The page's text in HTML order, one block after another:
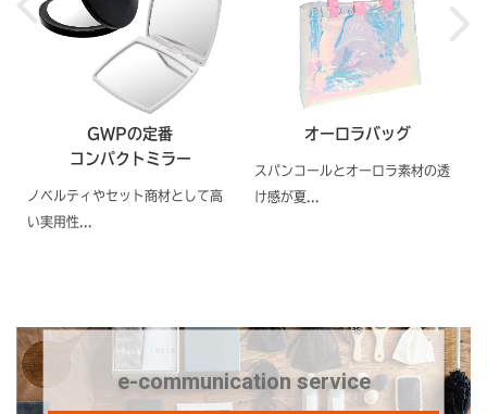
GWPの定番
コンパクトミラー
ノベルティやセット商材として高
い実用性...
オーロラバッグ
スパンコールとオーロラ素材の透
け感が夏...
e-communication service